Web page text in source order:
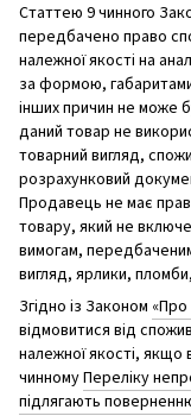
Статтею 9 чинного
передбачено право
належної якості на
за формою,
інших причин не може
даний товар не
товарний вигляд,
розрахунковий
Продавець не має
товару, який не
вимогам,
вигляд, ярлики,
Згідно із Законом «Про
відмовитися від
належної якості, якщо
чинномуПереліку
підлягають